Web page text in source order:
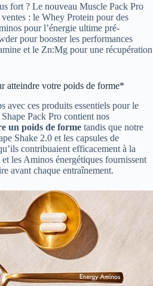
fort ? Le nouveau Muscle Pack Pro
: le Whey Protein pour des
pour l’énergie ultime pré-
pour booster les performances
et le Zn:Mg pour une récupération
atteindre votre poids de forme*
avec ces produits essentiels pour le
Pack Pro contient nos
un poids de forme tandis que notre
Shake 2.0 et les capsules de
contribuaient efficacement à la
les Aminos énergétiques fournissent
avant chaque entraînement.